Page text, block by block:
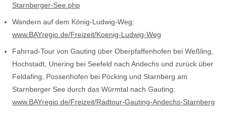
Starnberger-See.php
Wandern auf dem König-Ludwig-Weg:
www.BAYregio.de/Freizeit/Koenig-Ludwig-Weg
Fahrrad-Tour von Gauting über Oberpfaffenhofen bei Weßling,
Hochstadt, Unering bei Seefeld nach Andechs und zurück über
Feldafing, Possenhofen bei Pöcking und Starnberg am
Starnberger See durch das Würmtal nach Gauting:
www.BAYregio.de/Freizeit/Radtour-Gauting-Andechs-Starnberg